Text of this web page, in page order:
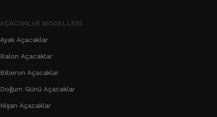
AÇACAKLAR MODELLERI
Ayak Açacaklar
Balon Açacaklar
Biberon Açacaklar
Doğum Günü Açacaklar
Nişan Açacaklar